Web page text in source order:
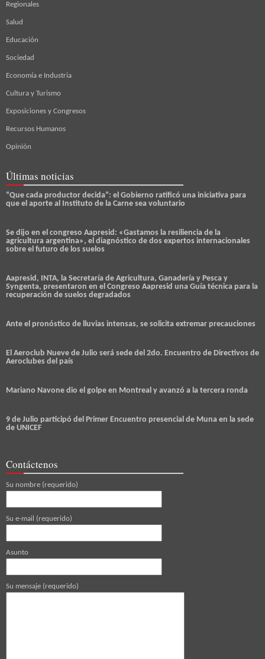
Regionales
Salud
Educación
Sociedad
Economía e Industria
Cultura y Turismo
Exposiciones y Congresos
Recursos Humanos
Opinión
Últimas noticias
“Que cada productor decida”: el Gobierno ratificó una iniciativa para
que el aporte al Instituto de la Carne sea voluntario
Se dijo en el congreso Aapresid: «Gastamos la resiliencia de la
agricultura argentina», el diagnóstico de dos expertos internacionales
sobre el futuro de los suelos
Aapresid, INTA, la Secretaría de Agricultura, Ganadería y Pesca y
Syngenta, presentaron en el Congreso Aapresid una Guía técnica para la
recuperación de suelos degradados
Ante el pronóstico de lluvias intensas, se solicita extremar precauciones
El Aeroclub Nueve de Julio será sede del 2do. Encuentro de Directivos de
Aeroclubes del país
Mariano Navone dio el golpe en Montreal y avanzó a la tercera ronda
9 de Julio participó del Primer Encuentro presencial de Muna en la sede
de UNICEF
Contáctenos
Su nombre (requerido)
Su e-mail (requerido)
Asunto
Su mensaje (requerido)